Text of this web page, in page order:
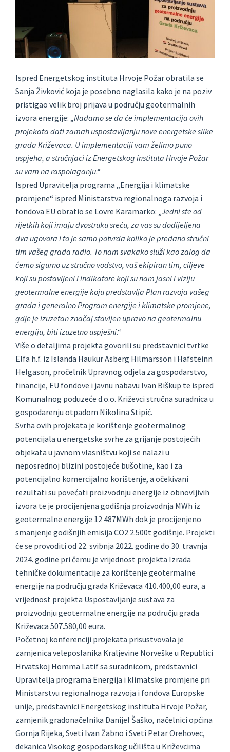
Ispred Energetskog instituta Hrvoje Požar obratila se
Sanja Živković koja je posebno naglasila kako je na poziv
pristigao velik broj prijava u području geotermalnih
izvora energije: „ Nadamo se da će implementacija ovih
projekata dati zamah uspostavljanju nove energetske slike
grada Križevaca. U implementaciji vam želimo puno
uspjeha, a stručnjaci iz Energetskog instituta Hrvoje Požar
su vam na raspolaganju.“
Ispred Upravitelja programa „Energija i klimatske
promjene“ ispred Ministarstva regionalnoga razvoja i
fondova EU obratio se Lovre Karamarko: „ Jedni ste od
rijetkih koji imaju dvostruku sreću, za vas su dodijeljena
dva ugovora i to je samo potvrda koliko je predano stručni
tim vašeg grada radio. To nam svakako služi kao zalog da
ćemo sigurno uz stručno vodstvo, vaš ekipiran tim, ciljeve
koji su postavljeni i indikatore koji su nam jasni i viziju
geotermalne energije koju predstavlja Plan razvoja vašeg
grada i generalno Program energije i klimatske promjene,
gdje je izuzetan značaj stavljen upravo na geotermalnu
energiju, biti izuzetno uspješni.“
Više o detaljima projekta govorili su predstavnici tvrtke
Elfa h.f. iz Islanda Haukur Asberg Hilmarsson i Hafsteinn
Helgason, pročelnik Upravnog odjela za gospodarstvo,
financije, EU fondove i javnu nabavu Ivan Biškup te ispred
Komunalnog poduzeće d.o.o. Križevci stručna suradnica u
gospodarenju otpadom Nikolina Stipić.
Svrha ovih projekata je korištenje geotermalnog
potencijala u energetske svrhe za grijanje postojećih
objekata u javnom vlasništvu koji se nalazi u
neposrednoj blizini postojeće bušotine, kao i za
potencijalno komercijalno korištenje, a očekivani
rezultati su povećati proizvodnju energije iz obnovljivih
izvora te je procijenjena godišnja proizvodnja MWh iz
geotermalne energije 12 487MWh dok je procijenjeno
smanjenje godišnjih emisija CO2 2.500t godišnje. Projekti
će se provoditi od 22. svibnja 2022. godine do 30. travnja
2024. godine pri čemu je vrijednost projekta Izrada
tehničke dokumentacije za korištenje geotermalne
energije na području grada Križevaca 410.400,00 eura, a
vrijednost projekta Uspostavljanje sustava za
proizvodnju geotermalne energije na području grada
Križevaca 507.580,00 eura.
Početnoj konferenciji projekata prisustvovala je
zamjenica veleposlanika Kraljevine Norveške u Republici
Hrvatskoj Homma Latif sa suradnicom, predstavnici
Upravitelja programa Energija i klimatske promjene pri
Ministarstvu regionalnoga razvoja i fondova Europske
unije, predstavnici Energetskog instituta Hrvoje Požar,
zamjenik gradonačelnika Danijel Šaško, načelnici općina
Gornja Rijeka, Sveti Ivan Žabno i Sveti Petar Orehovec,
dekanica Visokog gospodarskog učilišta u Križevcima